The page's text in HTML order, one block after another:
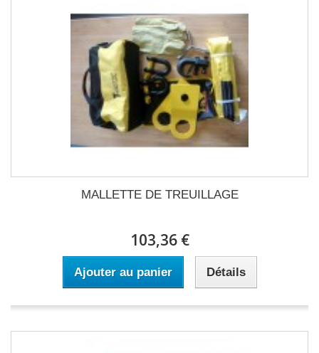
MALLETTE DE TREUILLAGE
103,36 €
Ajouter au panier Détails